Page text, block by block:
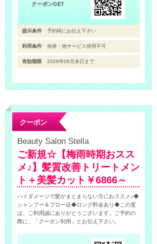
クーポンGET
提示条件 予約時にお伝え下さい
利用条件 他券・他サービス併用不可
有効期限 2026年08月末日まで
クーポン
Beauty Salon Stella
ご新規☆【梅雨時期おスス
メ♪】髪質改善トリートメン
ト＋美髪カット￥6866～
ハイダメージで髪がまとまらない方におススメ♪◆
シャンプー＆ブロー込◆ロング料金あり◆この度
は、ご利用誠にありがとうございます。ご予約の
際に、「クーポン利用」とお伝え下さい。